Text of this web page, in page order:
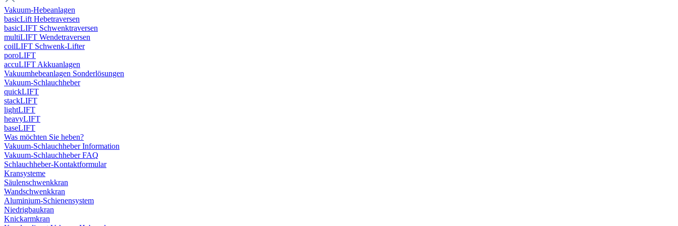
Vakuum-Hebeanlagen
basicLift Hebetraversen
basicLIFT Schwenktraversen
multiLIFT Wendetraversen
coilLIFT Schwenk-Lifter
poroLIFT
accuLIFT Akkuanlagen
Vakuumhebeanlagen Sonderlösungen
Vakuum-Schlauchheber
quickLIFT
stackLIFT
lightLIFT
heavyLIFT
baseLIFT
Was möchten Sie heben?
Vakuum-Schlauchheber Information
Vakuum-Schlauchheber FAQ
Schlauchheber-Kontaktformular
Kransysteme
Säulenschwenkkran
Wandschwenkkran
Aluminium-Schienensystem
Niedrigbaukran
Knickarmkran